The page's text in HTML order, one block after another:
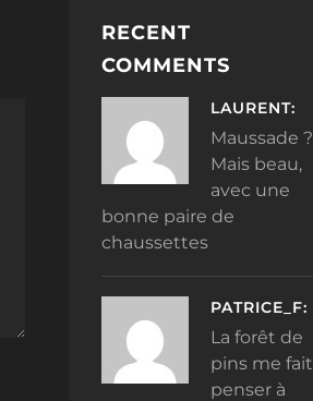
RECENT
COMMENTS
LAURENT:
Maussade ?
Mais beau,
avec une
bonne paire de
chaussettes
PATRICE_F:
La forêt de
pins me fait
penser à